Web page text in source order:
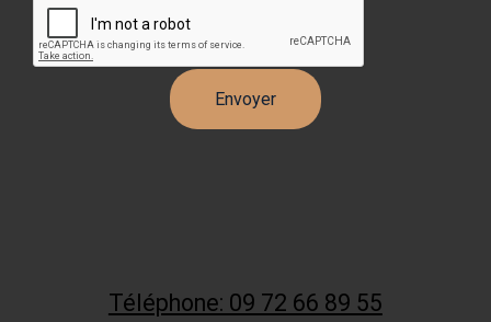
Téléphone: 09 72 66 89 55